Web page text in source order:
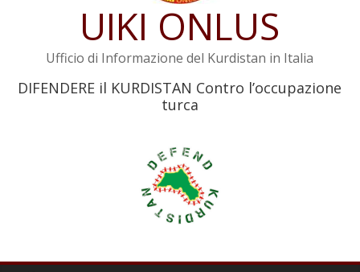
Il KNK chiede un’azione internazionale contro i crimini di guerra
UIKI ONLUS
Ufficio di Informazione del Kurdistan in Italia
DIFENDERE il KURDISTAN Contro l’occupazione
turca